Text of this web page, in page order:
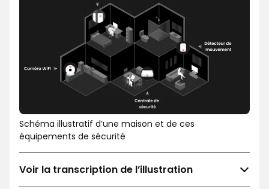
Schéma illustratif d’une maison et de ces
équipements de sécurité
Voir la transcription de l’illustration